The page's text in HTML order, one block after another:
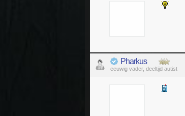
Pharkus
eeuwig vader, deeltijd autist